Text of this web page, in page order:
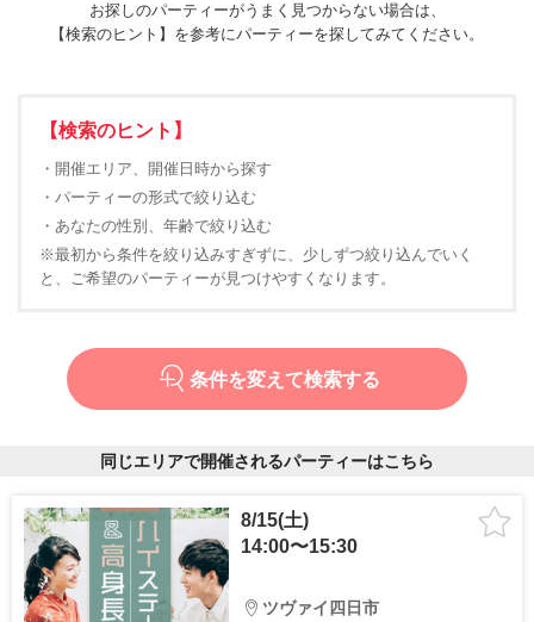
お探しのパーティーがうまく見つからない場合は、
【検索のヒント】を参考にパーティーを探してみてください。
【検索のヒント】
・開催エリア、開催日時から探す
・パーティーの形式で絞り込む
・あなたの性別、年齢で絞り込む
※最初から条件を絞り込みすぎずに、少しずつ絞り込んでいく
と、ご希望のパーティーが見つけやすくなります。
条件を変えて検索する
同じエリアで開催されるパーティーはこちら
8/15(土)
14:00〜15:30
ツヴァイ四日市